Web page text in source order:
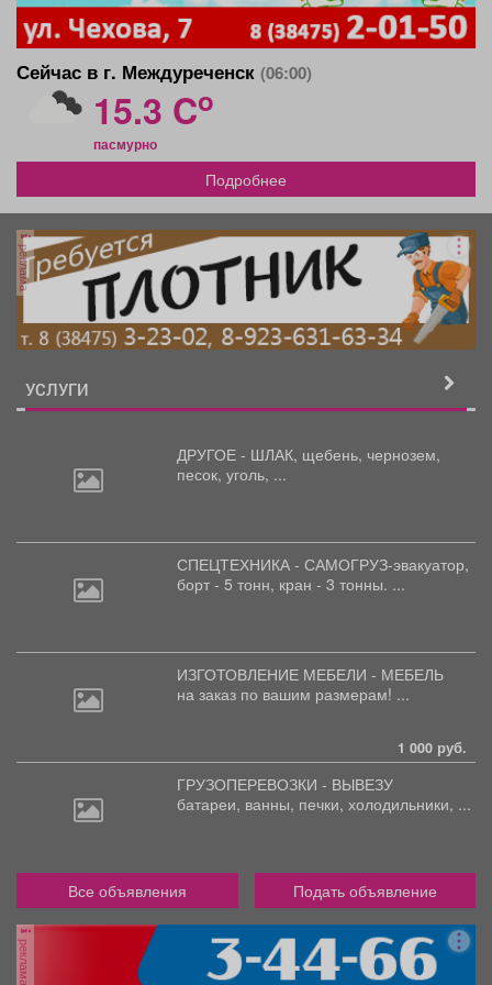
Сейчас в г. Междуреченск (06:00)
15.3 Co
пасмурно
Подробнее
реклама
УСЛУГИ
ДРУГОЕ - ШЛАК, щебень, чернозем,
песок, уголь, ...
СПЕЦТЕХНИКА - САМОГРУЗ-эвакуатор,
борт - 5 тонн, кран - 3 тонны. ...
ИЗГОТОВЛЕНИЕ МЕБЕЛИ - МЕБЕЛЬ
на заказ по вашим размерам! ...
1 000 руб.
ГРУЗОПЕРЕВОЗКИ - ВЫВЕЗУ
батареи, ванны, печки, холодильники, ...
Все объявления Подать объявление
реклама